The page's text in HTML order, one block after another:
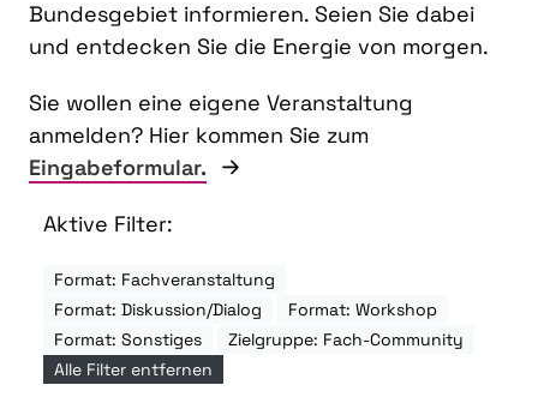
Bundesgebiet informieren. Seien Sie dabei
und entdecken Sie die Energie von morgen.
Sie wollen eine eigene Veranstaltung
anmelden? Hier kommen Sie zum
Eingabeformular.
Aktive Filter:
Format: Fachveranstaltung
Format: Diskussion/Dialog
Format: Workshop
Format: Sonstiges
Zielgruppe: Fach-Community
Alle Filter entfernen